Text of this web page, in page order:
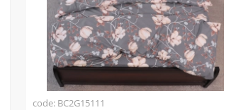
code: BC2G15111